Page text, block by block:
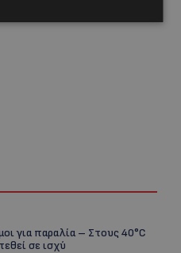
για παραλία – Στους 40°C
σε ισχύ